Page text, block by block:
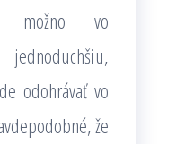
možno vo
jednoduchšiu,
odohrávať vo
že